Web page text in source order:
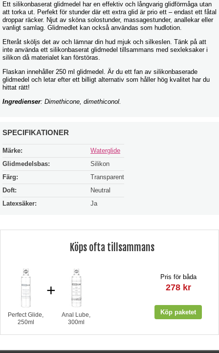
Ett silikonbaserat glidmedel har en effektiv och långvarig glidförmåga utan
att torka ut. Perfekt för stunder där ett extra glid är prio ett – endast ett fåtal
droppar räcker. Njut av sköna solostunder, massagestunder, anallekar eller
vanligt samlag. Glidmedlet kan också användas som hudlotion.
Efteråt sköljs det av och lämnar din hud mjuk och silkeslen. Tänk på att
inte använda ett silikonbaserat glidmedel tillsammans med sexleksaker i
silikon då materialet kan förstöras.
Flaskan innehåller 250 ml glidmedel. Är du ett fan av silikonbaserade
glidmedel och letar efter ett billigt alternativ som håller hög kvalitet har du
hittat rätt!
Ingredienser: Dimethicone, dimethiconol.
SPECIFIKATIONER
Märke:
Waterglide
Glidmedelsbas:
Silikon
Färg:
Transparent
Doft:
Neutral
Latexsäker:
Ja
Köps ofta tillsammans
Perfect Glide,
250ml
+
Anal Lube,
300ml
Pris för båda
278 kr